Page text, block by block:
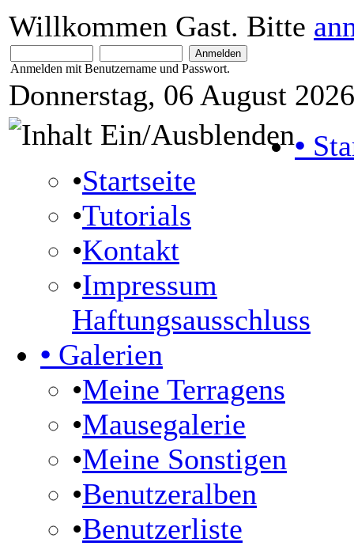
Willkommen Gast. Bitte
Anmelden mit Benutzername und Passwort.
Donnerstag, 06 August
•
•Startseite
•Tutorials
•Kontakt
•Impressum
Haftungsausschluss
• Galerien
•Meine Terragens
•Mausegalerie
•Meine Sonstigen
•Benutzeralben
•Benutzerliste